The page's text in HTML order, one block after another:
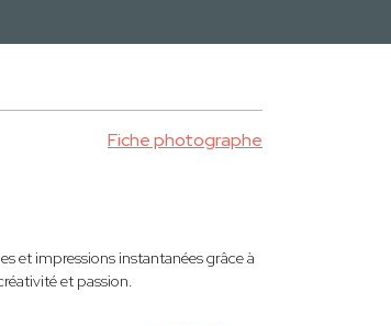
Fiche photographe
et impressions instantanées grâce à
et passion.